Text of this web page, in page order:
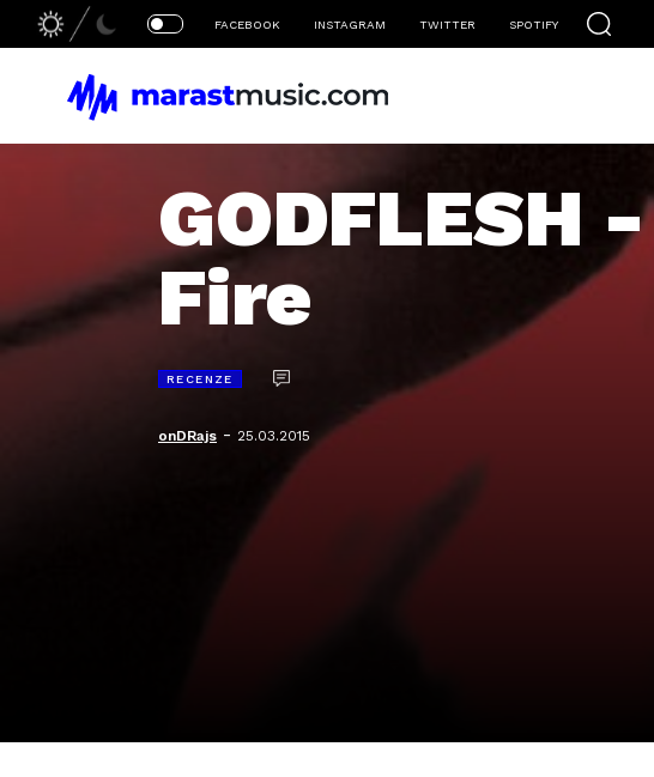
FACEBOOK INSTAGRAM TWITTER SPOTIFY
GODFLESH
Fire
RECENZE
onDRajs - 25.03.2015